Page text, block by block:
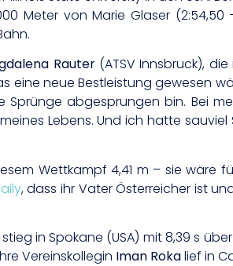
Meter von Marie Glaser
Rauter(ATSV Innsbruck),
eine neue Bestleistung gewesen
abgesprungen bin. Bei
Lebens. Und ich hatte
Wettkampf 4,41 m – sie wäre
, dass ihr Vater Österreicher ist
in Spokane (USA) mit 8,39 s
Vereinskollegin Iman Rokalief in